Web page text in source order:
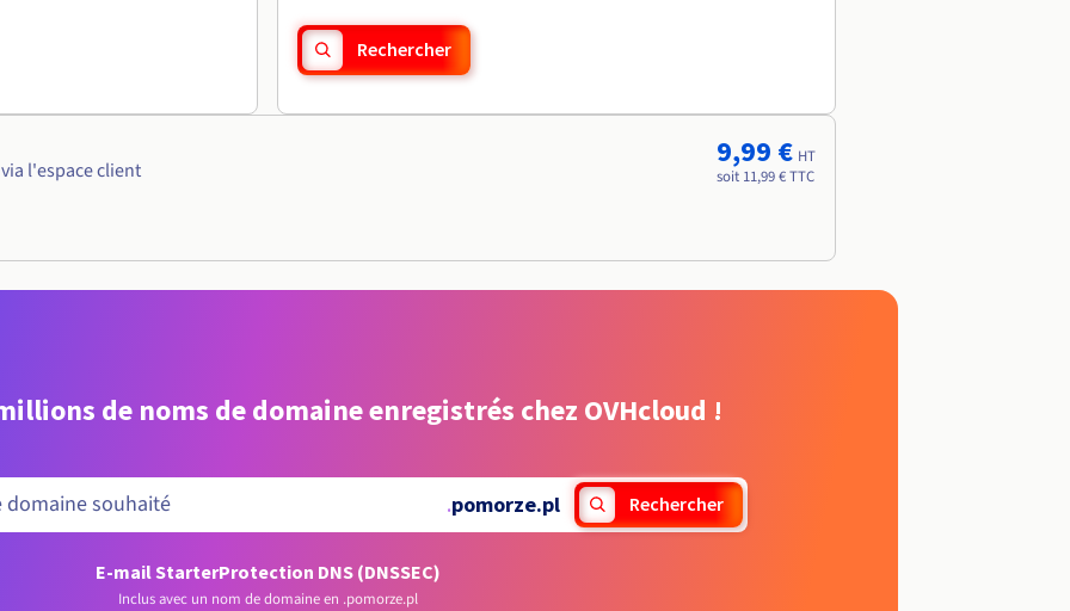
Rechercher
l'espace client
9,99 € HT
soit 11,99 € TTC
de noms de domaine enregistrés chez OVHcloud !
.pomorze.pl Rechercher
E-mail StarterProtection DNS (DNSSEC)
Inclus avec un nom de domaine en .pomorze.pl